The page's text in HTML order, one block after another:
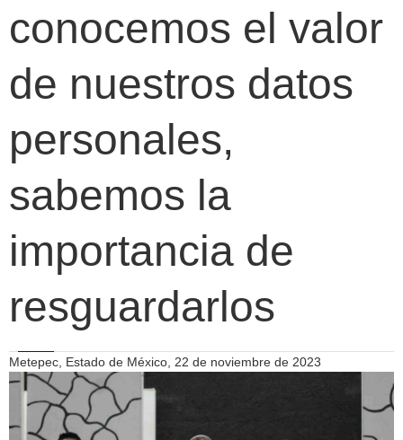
conocemos el valor
de nuestros datos
personales,
sabemos la
importancia de
resguardarlos
Metepec, Estado de México, 22 de noviembre de 2023